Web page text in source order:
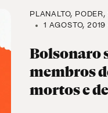
PLANALTO PODER
1 AGOSTO, 2019
Bolsonaro
membros
mortos e